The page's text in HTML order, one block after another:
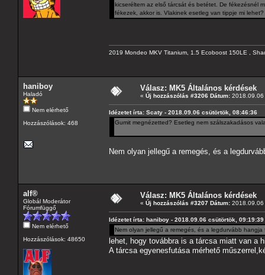
kicseréltem az első tárcsát és betétet. De fékezésnél
fékezek, akkor is. Vlakinek esetleg van tippje mi
2019 Mondeo MKV Titanium, 1.5 Ecoboost 150LE ,
haniboy
Haladó
Nem elérhető
Hozzászólások: 468
Válasz: MK5 Általános kérdések
« Új hozzászólás #3206 Dátum: 2018.09.06
Idézetet írta: Scaty - 2018.09.06 csütörtök, 08:46:36
Gumit megnézetted? Esetleg nem szálszakadásos
Nem olyan jellegű a remegés, és a
alf®
Globál Moderátor
Fórumfüggő
Nem elérhető
Hozzászólások: 48650
Válasz: MK5 Általános kérdések
« Új hozzászólás #3207 Dátum: 2018.09.06
Idézetet írta: haniboy - 2018.09.06 csütörtök, 09:19:39
Nem olyan jellegű a remegés, és a legdurvább hangja
lehet, hogy továbbra is a tárcsa miatt van a
A tárcsa egyenesfutása mérhető